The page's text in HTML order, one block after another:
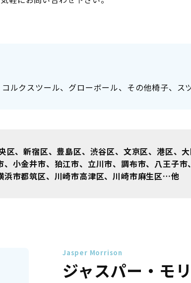
ルクスツール、グローボール、その他椅子、ス
区、新宿区、豊島区、渋谷区、文京区、港区、
小金井市、狛江市、立川市、調布市、八王子市
市都筑区、川崎市高津区、川崎市麻生区…他
Jasper Morrison
ジャスパー・モ